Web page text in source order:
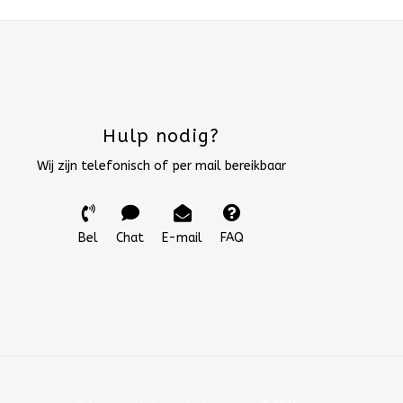
Hulp nodig?
Wij zijn telefonisch of per mail bereikbaar
Bel Chat E-mail FAQ